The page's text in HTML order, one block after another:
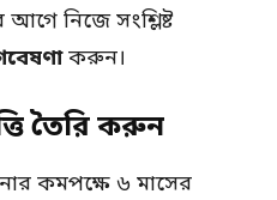
আগে নিজে সংশ্লিষ্ট
করুন।
তৈরি করুন
কমপক্ষে ৬ মাসের